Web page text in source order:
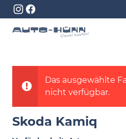
Das ausgewählte
nicht verfügbar.
Skoda Kamiq